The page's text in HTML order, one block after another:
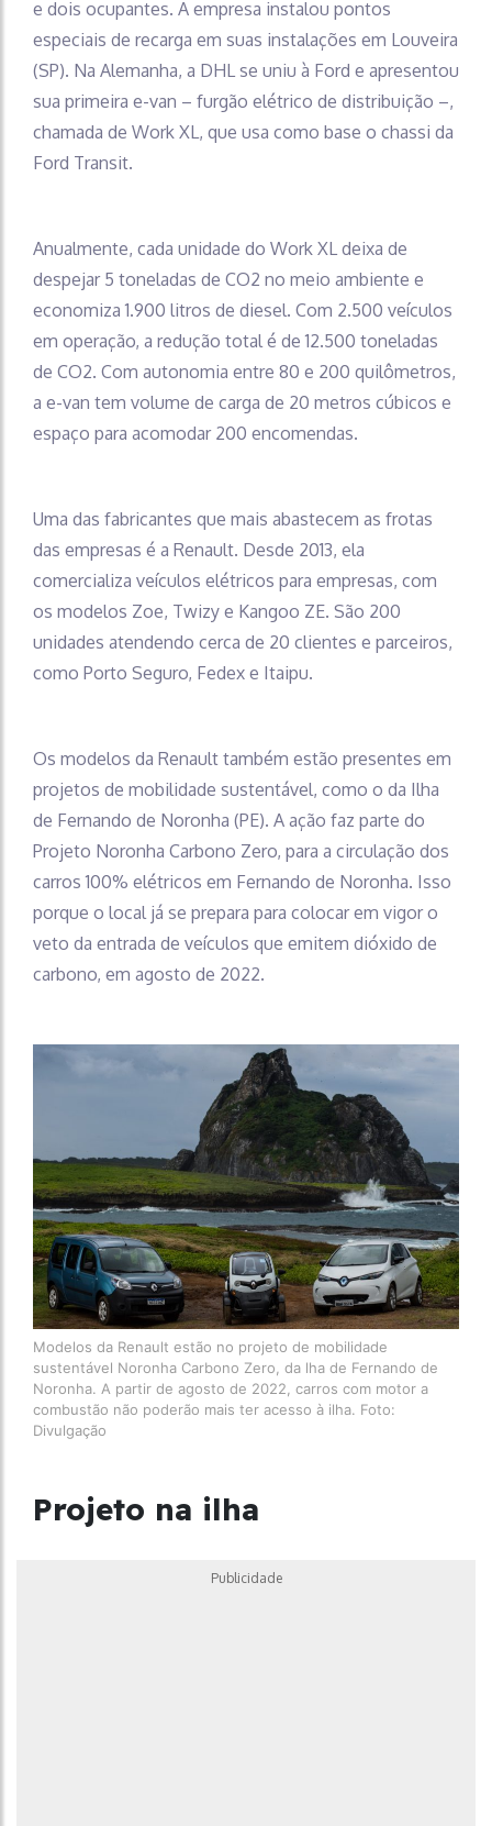
e dois ocupantes. A empresa instalou pontos
especiais de recarga em suas instalações em Louveira
(SP). Na Alemanha, a DHL se uniu à Ford e apresentou
sua primeira e-van – furgão elétrico de distribuição –,
chamada de Work XL, que usa como base o chassi da
Ford Transit.
Anualmente, cada unidade do Work XL deixa de
despejar 5 toneladas de CO2 no meio ambiente e
economiza 1.900 litros de diesel. Com 2.500 veículos
em operação, a redução total é de 12.500 toneladas
de CO2. Com autonomia entre 80 e 200 quilômetros,
a e-van tem volume de carga de 20 metros cúbicos e
espaço para acomodar 200 encomendas.
Uma das fabricantes que mais abastecem as frotas
das empresas é a Renault. Desde 2013, ela
comercializa veículos elétricos para empresas, com
os modelos Zoe, Twizy e Kangoo ZE. São 200
unidades atendendo cerca de 20 clientes e parceiros,
como Porto Seguro, Fedex e Itaipu.
Os modelos da Renault também estão presentes em
projetos de mobilidade sustentável, como o da Ilha
de Fernando de Noronha (PE). A ação faz parte do
Projeto Noronha Carbono Zero, para a circulação dos
carros 100% elétricos em Fernando de Noronha. Isso
porque o local já se prepara para colocar em vigor o
veto da entrada de veículos que emitem dióxido de
carbono, em agosto de 2022.
Modelos da Renault estão no projeto de mobilidade
sustentável Noronha Carbono Zero, da lha de Fernando de
Noronha. A partir de agosto de 2022, carros com motor a
combustão não poderão mais ter acesso à ilha. Foto:
Divulgação
Projeto na ilha
Publicidade